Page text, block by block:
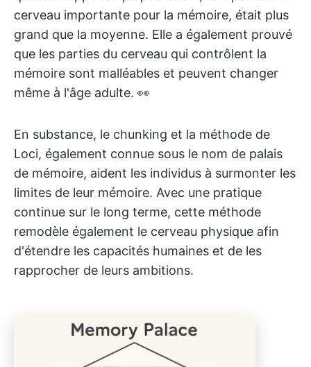
cerveau importante pour la mémoire, était plus
grand que la moyenne. Elle a également prouvé
que les parties du cerveau qui contrôlent la
mémoire sont malléables et peuvent changer
même à l'âge adulte. 👀
En substance, le chunking et la méthode de
Loci, également connue sous le nom de palais
de mémoire, aident les individus à surmonter les
limites de leur mémoire. Avec une pratique
continue sur le long terme, cette méthode
remodèle également le cerveau physique afin
d'étendre les capacités humaines et de les
rapprocher de leurs ambitions.